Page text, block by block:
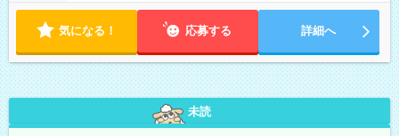
気になる！ 応募する 詳細へ
未読